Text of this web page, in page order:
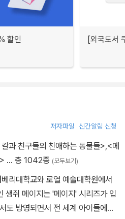
할인 [외국도서
저자파일 신간알림 신청
과 친구들의 친애하는 동물들>,<메
… 총 1042종 (모두보기)
리대학교와 로열 예술대학원에서
생쥐 메이지는 '메이지' 시리즈가 입
도 방영되면서 전 세계 아이들에게